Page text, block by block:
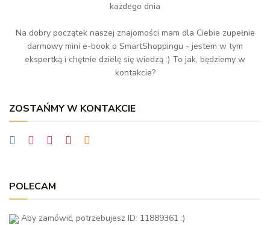
każdego dnia
Na dobry początek naszej znajomości mam dla Ciebie zupełnie
darmowy mini e-book o SmartShoppingu - jestem w tym
ekspertką i chętnie dzielę się wiedzą :) To jak, będziemy w
kontakcie?
ZOSTAŃMY W KONTAKCIE
POLECAM
Aby zamówić, potrzebujesz ID: 11889361 :)